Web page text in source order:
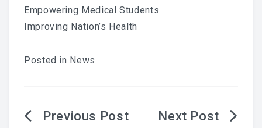
Empowering Medical Students
Improving Nation’s Health
Posted in News